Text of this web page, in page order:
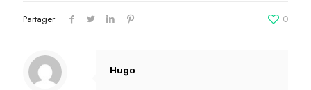
Partager 0
Hugo